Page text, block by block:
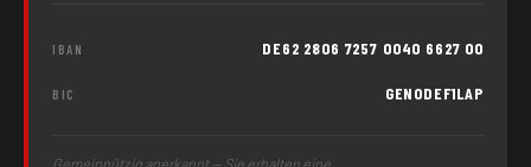
IBAN DE62 2806 7257 0040 6627 00
BIC GENODEF1LAP
Gemeinnützig anerkannt — Sie erhalten eine